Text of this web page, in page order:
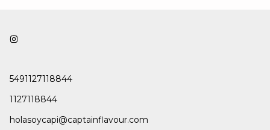
5491127118844
1127118844
holasoycapi@captainflavour.com